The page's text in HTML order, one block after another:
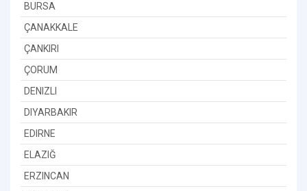
BURSA
ÇANAKKALE
ÇANKIRI
ÇORUM
DENIZLI
DIYARBAKIR
EDIRNE
ELAZIĞ
ERZINCAN